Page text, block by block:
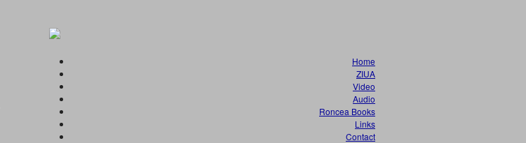
Home
ZIUA
Video
Audio
Roncea Books
Links
Contact